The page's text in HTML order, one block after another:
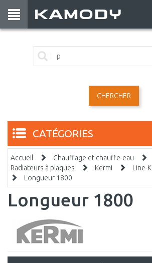
CHERCHER
CATÉGORIES
Accueil
Chauffage et chauffe-eau
Radiateurs à plaques
Kermi Line-K
Longueur 1800
Longueur 1800